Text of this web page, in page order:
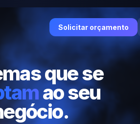
Solicitar orçamento
que se
ao seu